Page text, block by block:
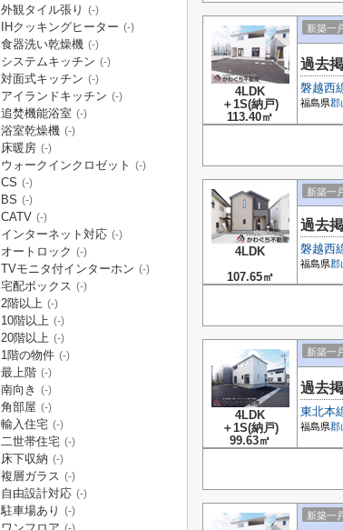
4LDK
＋1S(納戸)
113.40㎡
新築一
過去
磐越西
福島県郡
4LDK
107.65㎡
新築一
過去
磐越西
福島県郡
4LDK
＋1S(納戸)
99.63㎡
新築一
過去
東北本
福島県郡
新築一
外観タイル張り (-)
IHクッキングヒーター (-)
食器洗い乾燥機 (-)
システムキッチン (-)
対面式キッチン (-)
アイランドキッチン (-)
追焚機能浴室 (-)
浴室乾燥機 (-)
床暖房 (-)
ウォークインクロゼット (-)
CS (-)
BS (-)
CATV (-)
インターネット対応 (-)
オートロック (-)
TVモニタ付インターホン (-)
宅配ボックス (-)
2階以上 (-)
10階以上 (-)
20階以上 (-)
1階の物件 (-)
最上階 (-)
南向き (-)
角部屋 (-)
輸入住宅 (-)
二世帯住宅 (-)
床下収納 (-)
複層ガラス (-)
自由設計対応 (-)
駐車場あり (-)